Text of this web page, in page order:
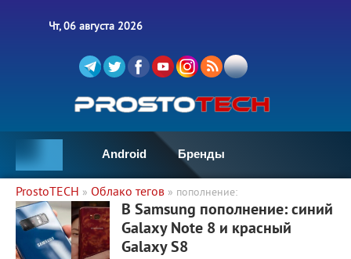
Чт, 06 августа 2026
Android Бренды
ProstoTECH » Облако тегов » пополнение:
7 245 0
В Samsung пополнение: синий
Galaxy Note 8 и красный
Galaxy S8